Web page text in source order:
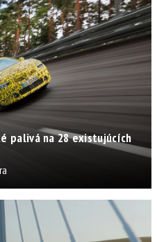
na 28 existujúcích